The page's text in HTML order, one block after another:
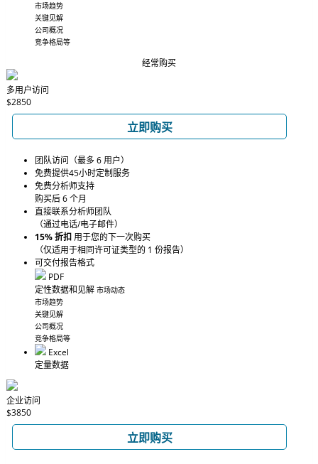
市场趋势
关键见解
公司概况
竞争格局等
经常购买
多用户访问
$2850
立即购买
团队访问（最多 6 用户）
免费提供45小时定制服务
免费分析师支持
购买后 6 个月
直接联系分析师团队
（通过电话/电子邮件）
15% 折扣用于您的下一次购买
（仅适用于相同许可证类型的 1 份报告）
可交付报告格式
PDF
定性数据和见解 市场动态
市场趋势
关键见解
公司概况
竞争格局等
Excel
定量数据
企业访问
$3850
立即购买